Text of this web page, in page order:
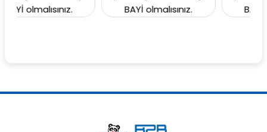
BAYİ olmalısınız.
BAYİ